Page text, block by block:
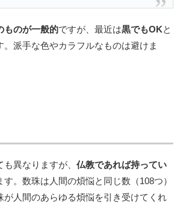
ものが一般的ですが、最近は黒でもOKと
。派手な色やカラフルなものは避けま
異なりますが、 仏教であれば持ってい
す。数珠は人間の煩悩と同じ数（108つ）
が人間のあらゆる煩悩を引き受けてくれ